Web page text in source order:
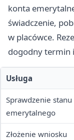
konta
świadczenie,
w placówce.
dogodny termin
Usługa
Sprawdzenie
emerytalnego
Złożenie wniosku